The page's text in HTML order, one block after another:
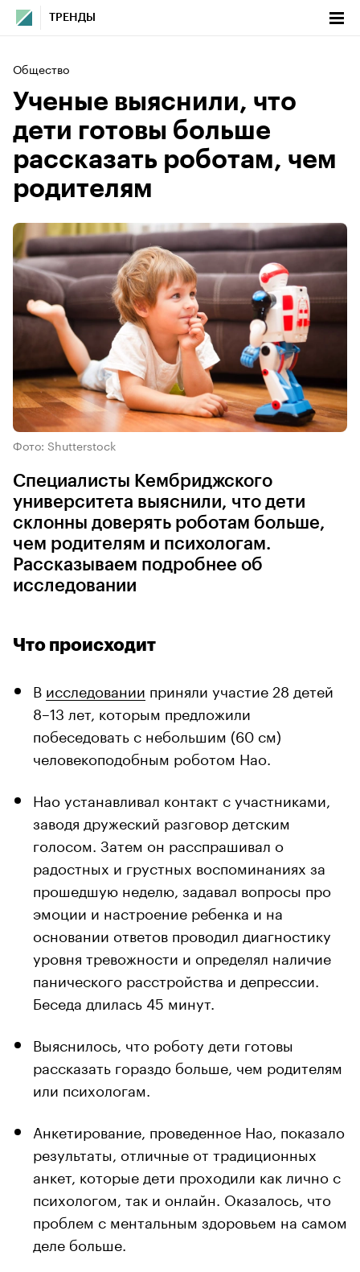
ТРЕНДЫ
Общество
Ученые выяснили, что
дети готовы больше
рассказать роботам, чем
родителям
Фото: Shutterstock
Специалисты Кембриджского
университета выяснили, что дети
склонны доверять роботам больше,
чем родителям и психологам.
Рассказываем подробнее об
исследовании
Что происходит
В исследовании приняли участие 28 детей
8–13 лет, которым предложили
побеседовать с небольшим (60 см)
человекоподобным роботом Нао.
Нао устанавливал контакт с участниками,
заводя дружеский разговор детским
голосом. Затем он расспрашивал о
радостных и грустных воспоминаниях за
прошедшую неделю, задавал вопросы про
эмоции и настроение ребенка и на
основании ответов проводил диагностику
уровня тревожности и определял наличие
панического расстройства и депрессии.
Беседа длилась 45 минут.
Выяснилось, что роботу дети готовы
рассказать гораздо больше, чем родителям
или психологам.
Анкетирование, проведенное Нао, показало
результаты, отличные от традиционных
анкет, которые дети проходили как лично с
психологом, так и онлайн. Оказалось, что
проблем с ментальным здоровьем на самом
деле больше.